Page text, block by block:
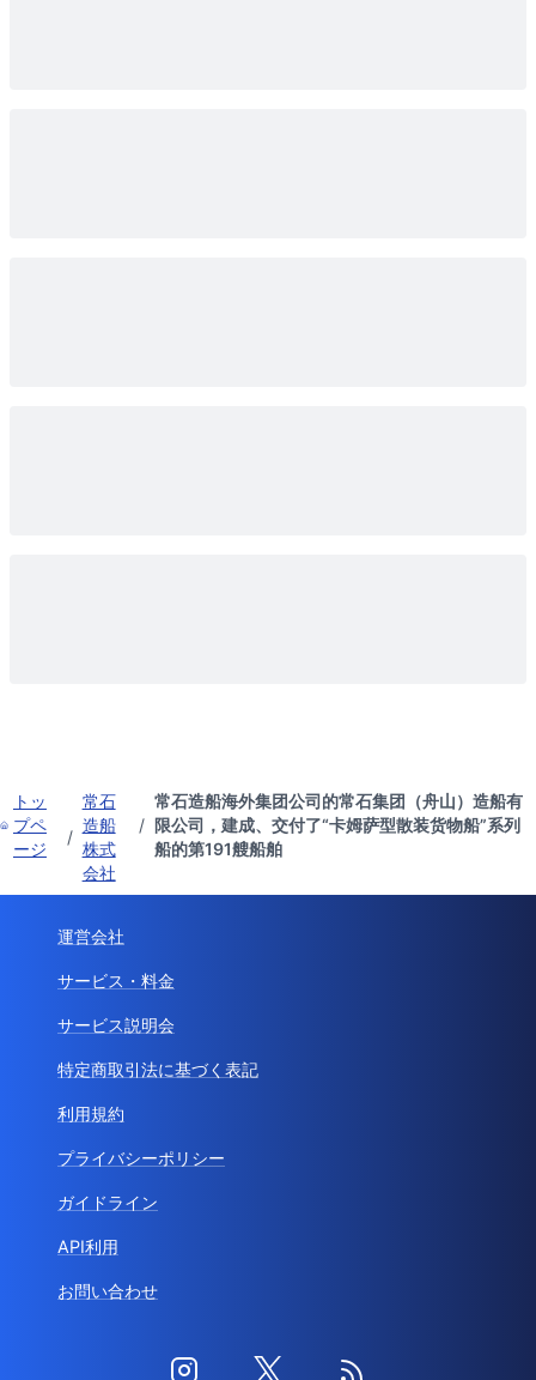
トッ
プペ
ージ
/
常石
造船
株式
会社
/
常石造船海外集团公司的常石集团（舟山）造船有
限公司，建成、交付了“卡姆萨型散装货物船”系列
船的第191艘船舶
運営会社
サービス・料金
サービス説明会
特定商取引法に基づく表記
利用規約
プライバシーポリシー
ガイドライン
API利用
お問い合わせ